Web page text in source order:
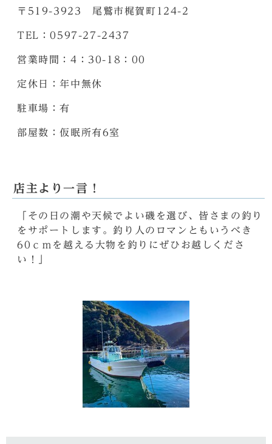
〒519-3923 尾鷲市梶賀町124-2
TEL：0597-27-2437
営業時間：4：30-18：00
定休日：年中無休
駐車場：有
部屋数：仮眠所有6室
店主より一言！
「その日の潮や天候でよい磯を選び、皆さまの釣り
をサポートします。釣り人のロマンともいうべき
60ｃｍを越える大物を釣りにぜひお越しくださ
い！」